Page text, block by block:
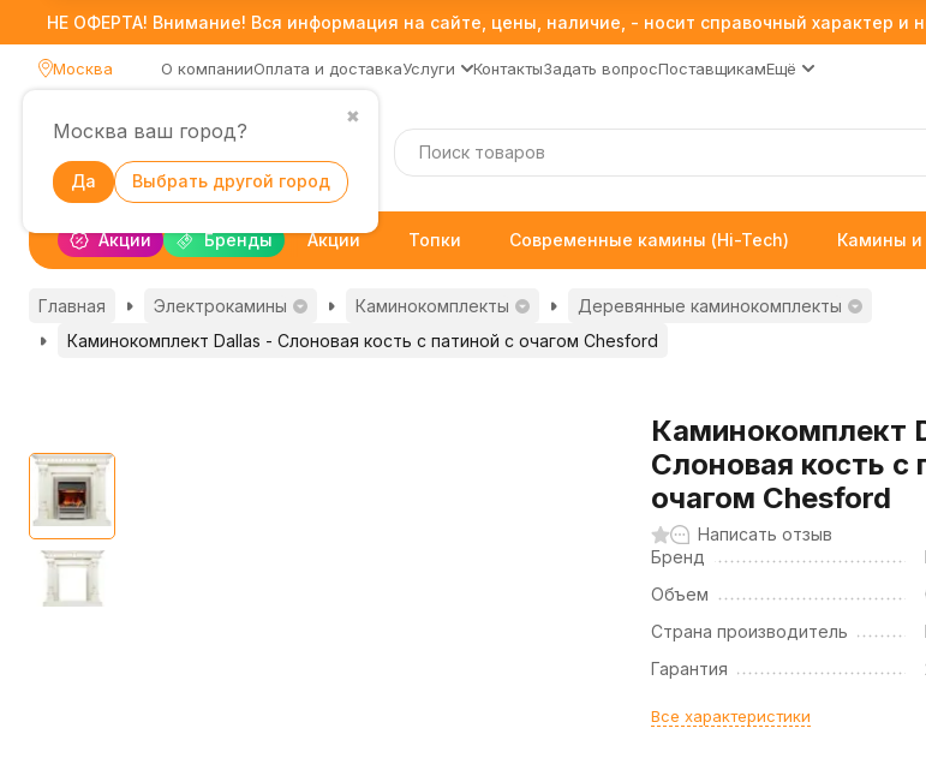
НЕ ОФЕРТА! Внимание! Вся информация на сайте, цены, наличие, - носит справочный характер и
Москва
✖
Москва ваш город?
Да Выбрать другой город
О компанииОплата и доставкаУслуги КонтактыЗадать вопросПоставщикамЕщё
Акции Бренды Акции Топки Современные камины (Hi-Tech) Камины и
Главная Электрокамины Каминокомплекты
Деревянные каминокомплекты
Каминокомплект Dallas - Слоновая кость с патиной с очагом Chesford
Каминокомплект
Слоновая кость с
очагом Chesford
Написать отзыв
Бренд
Объем
Страна производитель
Гарантия
Все характеристики